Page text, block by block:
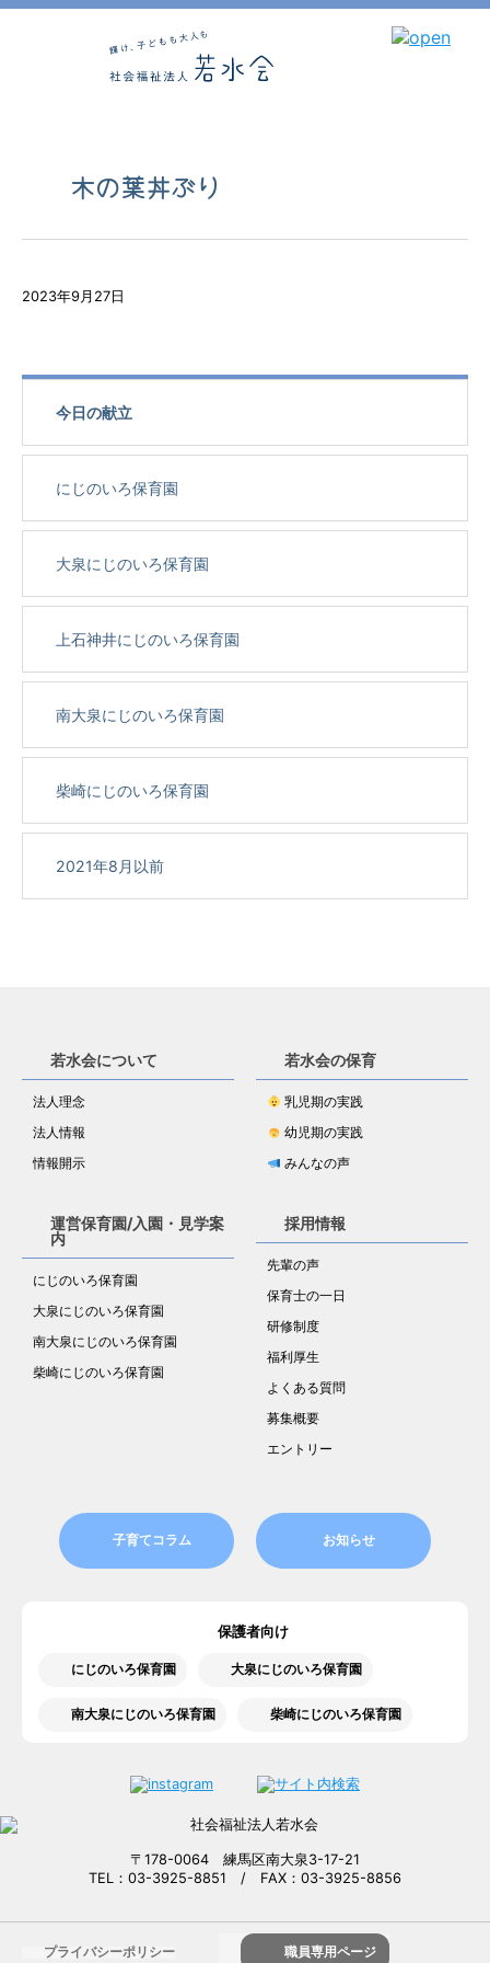
木の葉丼ぶり
2023年9月27日
今日の献立
にじのいろ保育園
大泉にじのいろ保育園
上石神井にじのいろ保育園
南大泉にじのいろ保育園
柴崎にじのいろ保育園
2021年8月以前
若水会について
法人理念
法人情報
情報開示
若水会の保育
乳児期の実践
幼児期の実践
みんなの声
運営保育園/入園・見学案
内
にじのいろ保育園
大泉にじのいろ保育園
南大泉にじのいろ保育園
柴崎にじのいろ保育園
採用情報
先輩の声
保育士の一日
研修制度
福利厚生
よくある質問
募集概要
エントリー
子育てコラム お知らせ
保護者向け
にじのいろ保育園 大泉にじのいろ保育園
南大泉にじのいろ保育園 柴崎にじのいろ保育園
〒178-0064 練馬区南大泉3-17-21
TEL：03-3925-8851 / FAX：03-3925-8856
プライバシーポリシー 職員専用ページ